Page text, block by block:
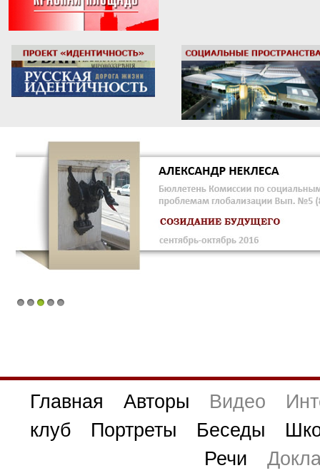
Главная Авторы Видео
клуб
Портреты Беседы
Речи